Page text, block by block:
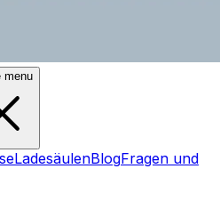
menu
LadesäulenBlogFragen und